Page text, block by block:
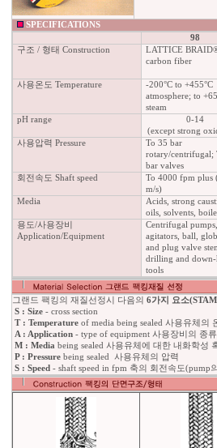
SPECIFICATIONS
98
구조 / 형태 Construction
LATTICE
carbon fiber
사용온도 Temperature
-200°C to +455°C
atmosphere; to
steam
pH range
0-14
(except strong
사용압력 Pressure
To 35 bar
rotary/centrifugal;
bar valves
회전속도 Shaft speed
To 4000 fpm plus
m/s)
Media
Acids, strong
oils, solvents,
용도/사용장비
Application/Equipment
Centrifugal pumps,
agitators, ball,
and plug valve
drilling and down-
tools
그랜드 팩킹의 재질선정시 다음의 6가지 요소
S : Size- cross section
T : Temperatureof media being sealed 사용유체의
A : Application- type of equipment 사용장비의 종
M : Media being sealed 사용유체에 대한 내화학성
P : Pressurebeing sealed 사용유체의 압력
S : Speed - shaft speed in fpm 축의 회전속도